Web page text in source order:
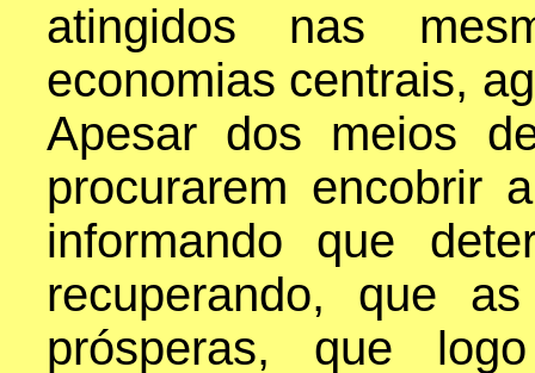
atingidos nas
economias centrais,
Apesar dos meios
procurarem encobrir
informando que
recuperando, que
prósperas, que